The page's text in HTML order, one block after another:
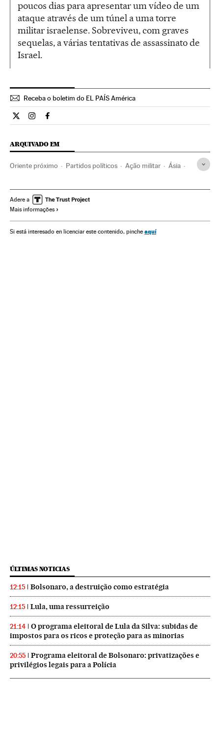
poucos dias para apresentar um vídeo de um
ataque através de um túnel a uma torre
militar israelense. Sobreviveu, com graves
sequelas, a várias tentativas de assassinato de
Israel.
Receba o boletim do EL PAÍS América
Internacional El País Brasil en Twitter
Internacional El País Brasil en Instagram
Internacional El País Brasil en Facebook
ARQUIVADO EM
Oriente próximo Partidos políticos Ação militar Ásia
Operação Limite Protetor
Geopolítica
Ataques militares
Adere a
Mais informações
Si está interesado en licenciar este contenido, pinche aquí
ÚLTIMAS NOTICIAS
12:15 Bolsonaro, a destruição como estratégia
12:15 Lula, uma ressurreição
21:14
O programa eleitoral de Lula da Silva: subidas de
impostos para os ricos e proteção para as minorias
20:55
Programa eleitoral de Bolsonaro: privatizações e
privilégios legais para a Polícia